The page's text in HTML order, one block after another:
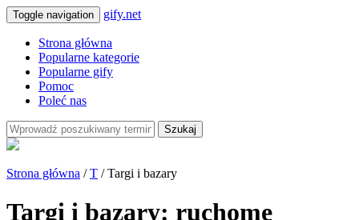
Toggle navigation gify.net
Strona główna
Popularne kategorie
Popularne gify
Pomoc
Poleć nas
Szukaj
Strona główna /T / Targi i bazary
Targi i bazary: ruchome